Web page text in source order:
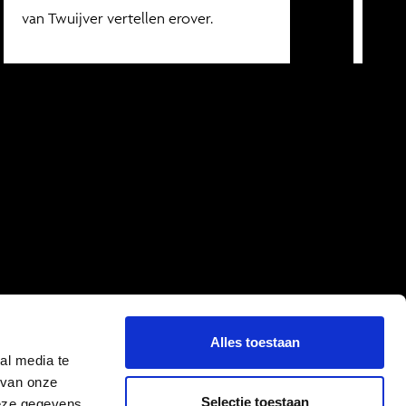
media te
onze
Alles toestaan
Selectie toestaan
van Twuijver vertellen erover.